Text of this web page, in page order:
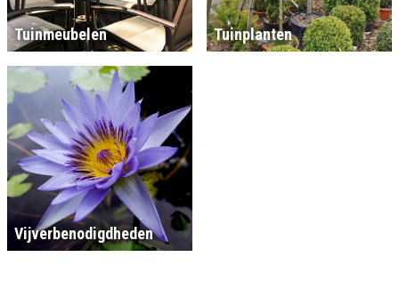
Tuinmeubelen Tuinplanten
Vijverbenodigdheden